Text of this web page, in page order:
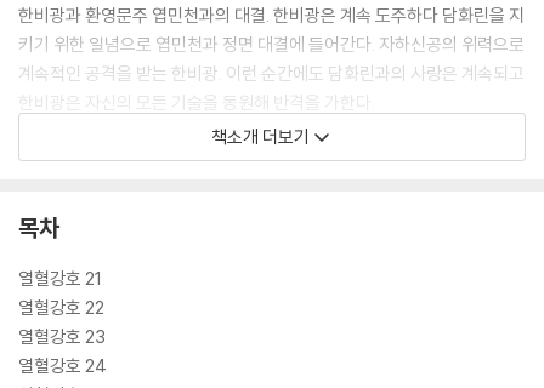
한비광과 환영문주 엽민천과의 대결. 한비광은 계속 도주하다 담화린을 지
키기 위한 일념으로 엽민천과 정면 대결에 들어간다. 자하신공의 위력으로
계속적인 공격을 받는 한비광. 이런 순간에도 담화린과의 사랑은 계속되고
한비광은 자신의 모든 기술을 동원해 반격을 가한다.
[만화] 열혈강호 24
공할 파괴력에 치명상을 입은 한비광은 마침내 지옥화룡을 불러낸다. 한
면승부! 그 최후의 순간과 새롭게 다가오는 또 다른 강적들의 정체는 무엇
인가 들어가 보자.
[만화] 열혈강호 25
책소개 더보기
목차
열혈강호 21
열혈강호 22
열혈강호 23
열혈강호 24